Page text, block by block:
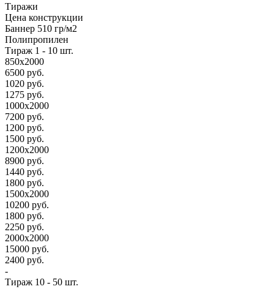
Тиражи
Цена конструкции
Баннер 510 гр/м2
Полипропилен
Тираж 1 - 10 шт.
850х2000
6500 руб.
1020 руб.
1275 руб.
1000х2000
7200 руб.
1200 руб.
1500 руб.
1200х2000
8900 руб.
1440 руб.
1800 руб.
1500х2000
10200 руб.
1800 руб.
2250 руб.
2000х2000
15000 руб.
2400 руб.
-
Тираж 10 - 50 шт.